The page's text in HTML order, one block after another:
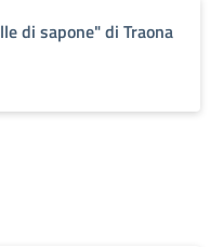
di sapone" di Traona